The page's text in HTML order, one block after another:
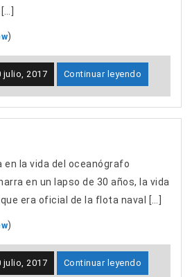
)
julio, 2017 Continuar leyendo
en la vida del oceanógrafo
en un lapso de 30 años, la vida
era oficial de la flota naval […]
)
julio, 2017 Continuar leyendo